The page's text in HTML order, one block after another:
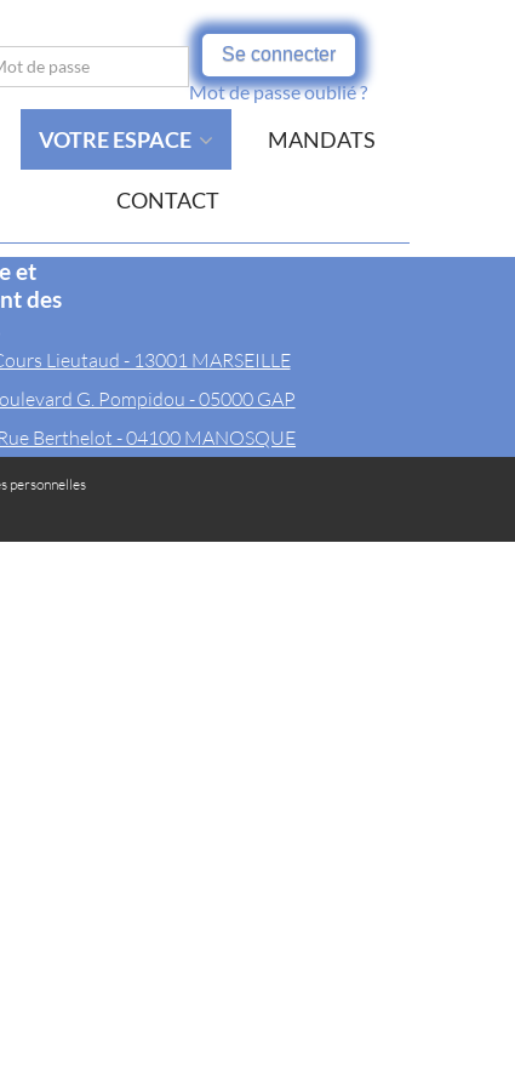
Se connecter
Mot de passe oublié ?
VOTRE ESPACE MANDATS
CONTACT
et
des
Lieutaud - 13001 MARSEILLE
G. Pompidou - 05000 GAP
Berthelot - 04100 MANOSQUE
personnelles